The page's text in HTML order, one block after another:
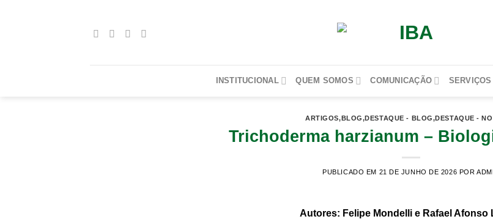
INSTITUCIONAL QUEM SOMOS COMUNICAÇÃO SERVIÇOS
ARTIGOS,BLOG,DESTAQUE - BLOG,DESTAQUE -
Trichoderma harzianum –
PUBLICADO EM 21 DE JUNHO DE 2026 POR
Autores: Felipe Mondelli e Rafael Afonso